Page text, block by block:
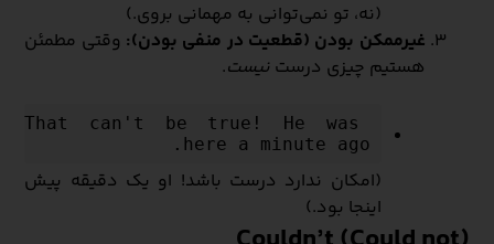
(نه، تو نمی‌توانی به مهمانی بروی.)
غیرممکن بودن (قطعیت در منفی بودن): وقتی مطمئن
هستیم چیزی درست نیست.
That can't be true! He was
here a minute ago.
(امکان ندارد درست باشد! او یک دقیقه پیش
اینجا بود.)